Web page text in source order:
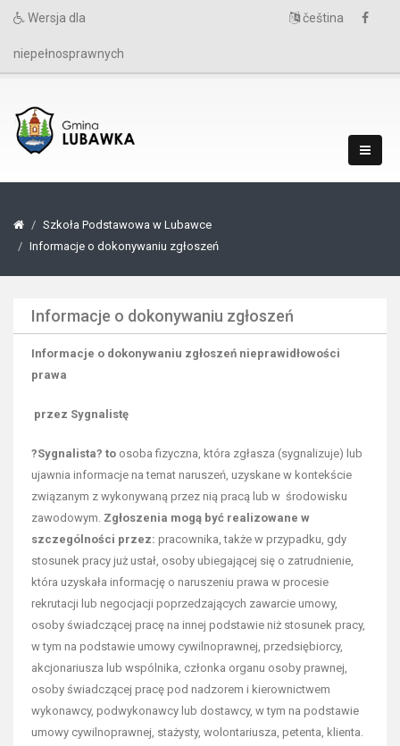
Wersja dla
niepełnosprawnych
čeština
Szkoła Podstawowa w Lubawce
Informacje o dokonywaniu zgłoszeń
Informacje o dokonywaniu zgłoszeń
Informacje o dokonywaniu zgłoszeń nieprawidłowości
prawa
przez Sygnalistę
?Sygnalista? to osoba fizyczna, która zgłasza (sygnalizuje) lub
ujawnia informacje na temat naruszeń, uzyskane w kontekście
związanym z wykonywaną przez nią pracą lub w środowisku
zawodowym. Zgłoszenia mogą być realizowane w
szczególności przez: pracownika, także w przypadku, gdy
stosunek pracy już ustał, osoby ubiegającej się o zatrudnienie,
która uzyskała informację o naruszeniu prawa w procesie
rekrutacji lub negocjacji poprzedzających zawarcie umowy,
osoby świadczącej pracę na innej podstawie niż stosunek pracy,
w tym na podstawie umowy cywilnoprawnej, przedsiębiorcy,
akcjonariusza lub wspólnika, członka organu osoby prawnej,
osoby świadczącej pracę pod nadzorem i kierownictwem
wykonawcy, podwykonawcy lub dostawcy, w tym na podstawie
umowy cywilnoprawnej, stażysty, wolontariusza, petenta, klienta.